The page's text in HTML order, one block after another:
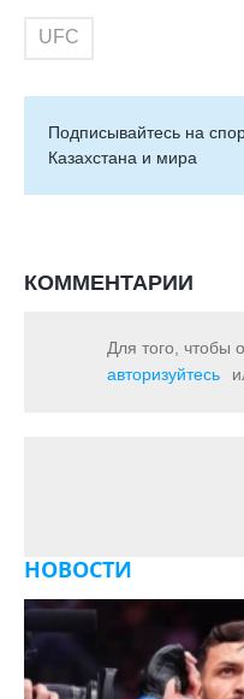
UFC
Подписывайтесь на
Казахстана и мира
КОММЕНТАРИИ
Для того, чтобы
авторизуйтесь
НОВОСТИ